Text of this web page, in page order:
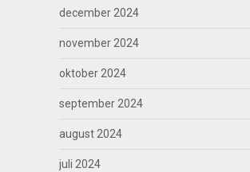
december 2024
november 2024
oktober 2024
september 2024
august 2024
juli 2024